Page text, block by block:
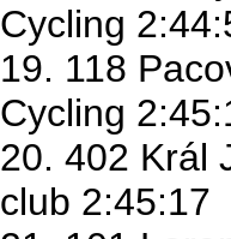
Cycling
19. 118
Cycling
20. 402 Král
club 2:45:17